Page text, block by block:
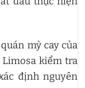
mỳ cay của
kiểm tra
định nguyên